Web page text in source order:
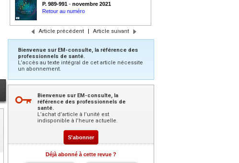
P. 989-991 - novembre 2021
Retour au numéro
Article précédent | Article suivant
Bienvenue sur EM-consulte, la référence des
professionnels de santé.
L’accès au texte intégral de cet article nécessite
un abonnement.
Bienvenue sur EM-consulte, la
référence des professionnels de
santé.
L’achat d’article à l’unité est
indisponible à l’heure actuelle.
S'abonner
Déjà abonné à cette revue ?